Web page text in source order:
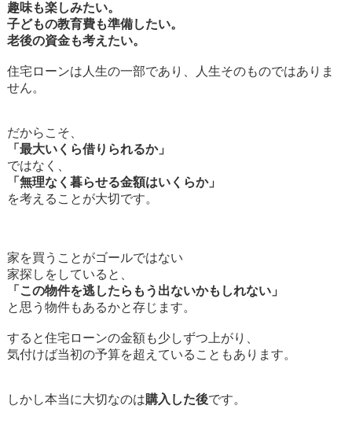
趣味も楽しみたい。
子どもの教育費も準備したい。
老後の資金も考えたい。
住宅ローンは人生の一部であり、人生そのものではありま
せん。
だからこそ、
「最大いくら借りられるか」
ではなく、
「無理なく暮らせる金額はいくらか」
を考えることが大切です。
家を買うことがゴールではない
家探しをしていると、
「この物件を逃したらもう出ないかもしれない」
と思う物件もあるかと存じます。
すると住宅ローンの金額も少しずつ上がり、
気付けば当初の予算を超えていることもあります。
しかし本当に大切なのは購入した後です。